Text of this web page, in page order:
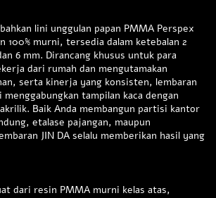
lini unggulan papan PMMA Perspex
100% murni, tersedia dalam ketebalan 2
6 mm. Dirancang khusus untuk para
dari rumah dan mengutamakan
serta kinerja yang konsisten, lembaran
tampilan kaca dengan
Baik Anda membangun partisi kantor
etalase pajangan, maupun
JIN DA selalu memberikan hasil yang
dari resin PMMA murni kelas atas,